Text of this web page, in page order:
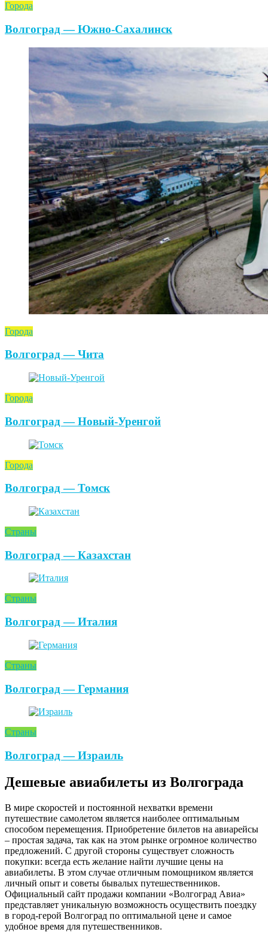
Города
Волгоград — Южно-Сахалинск
Города
Волгоград — Чита
Города
Волгоград — Новый-Уренгой
Города
Волгоград — Томск
Страны
Волгоград — Казахстан
Страны
Волгоград — Италия
Страны
Волгоград — Германия
Страны
Волгоград — Израиль
Дешевые авиабилеты из Волгограда
В мире скоростей и постоянной нехватки времени
путешествие самолетом является наиболее оптимальным
способом перемещения. Приобретение билетов на авиарейсы
– простая задача, так как на этом рынке огромное количество
предложений. С другой стороны существует сложность
покупки: всегда есть желание найти лучшие цены на
авиабилеты. В этом случае отличным помощником является
личный опыт и советы бывалых путешественников.
Официальный сайт продажи компании «Волгоград Авиа»
представляет уникальную возможность осуществить поездку
в город-герой Волгоград по оптимальной цене и самое
удобное время для путешественников.